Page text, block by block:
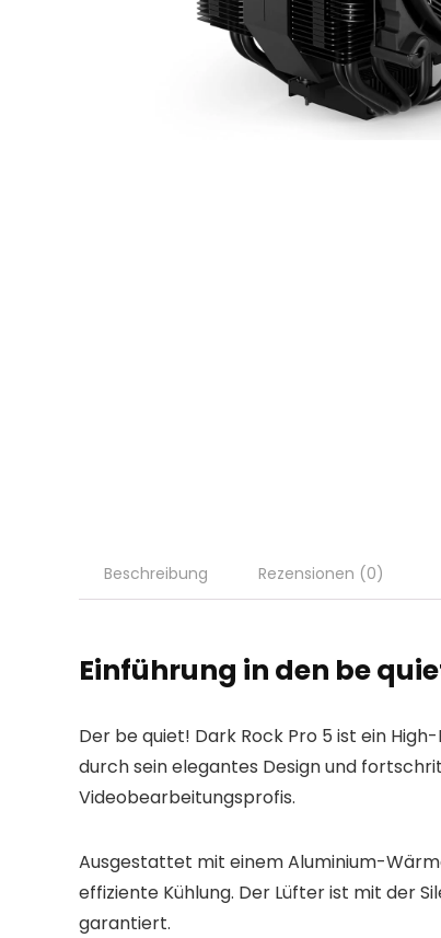
Beschreibung Rezensionen (0)
Einführung in den be
Der be quiet! Dark Rock Pro 5 ist ein
durch sein elegantes Design und
Videobearbeitungsprofis.
Ausgestattet mit einem Aluminium-
effiziente Kühlung. Der Lüfter ist mit der
garantiert.